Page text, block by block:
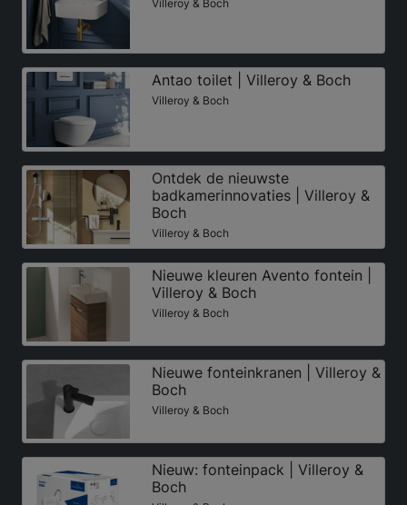
Villeroy & Boch
Antao toilet | Villeroy & Boch
Villeroy & Boch
Ontdek de nieuwste
badkamerinnovaties | Villeroy &
Boch
Villeroy & Boch
Nieuwe kleuren Avento fontein |
Villeroy & Boch
Villeroy & Boch
Nieuwe fonteinkranen | Villeroy &
Boch
Villeroy & Boch
Nieuw: fonteinpack | Villeroy &
Boch